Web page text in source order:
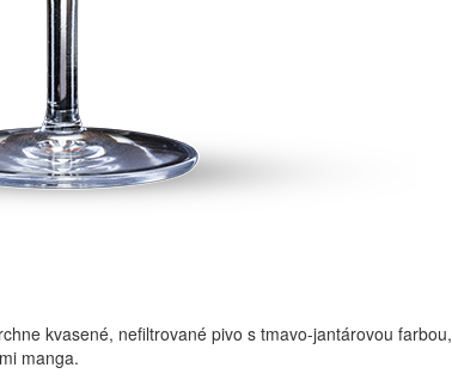
kvasené, nefiltrované pivo s tmavo-jantárovou farbou,
manga.